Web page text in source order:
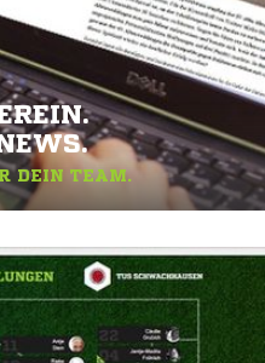
DEIN TEAM.